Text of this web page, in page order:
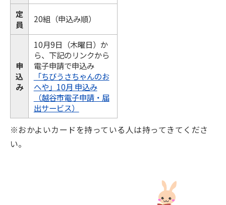
定
員
20組（申込み順）
申
込
み
10月9日（木曜日）か
ら、下記のリンクから
電子申請で申込み
「ちびうさちゃんのお
へや」10月 申込み
（越谷市電子申請・届
出サービス）
※おかよいカードを持っている人は持ってきてくださ
い。